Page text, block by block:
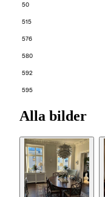
50
515
576
580
592
595
Alla bilder